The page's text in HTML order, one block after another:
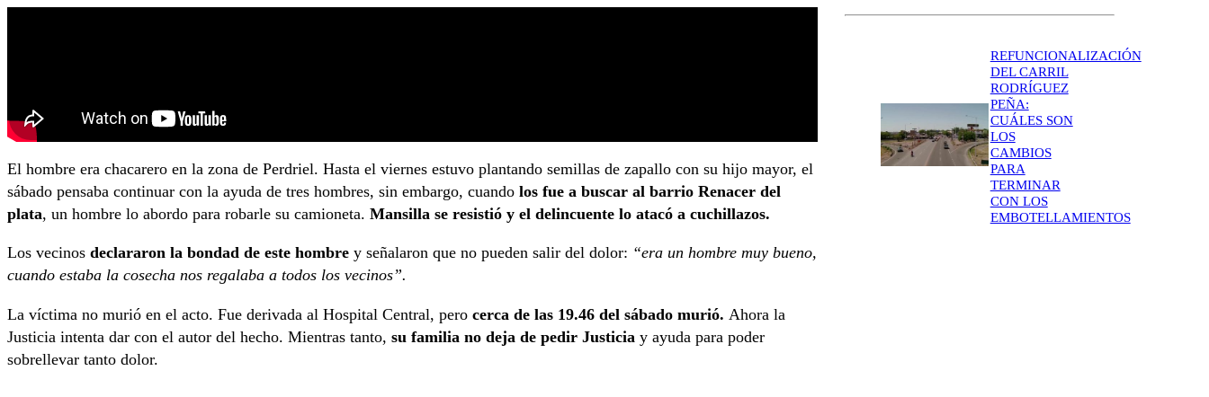
El hombre era chacarero en la zona de Perdriel. Hasta el viernes estuvo plantando semillas de zapallo con su hijo mayor, el
sábado pensaba continuar con la ayuda de tres hombres, sin embargo, cuando los fue a buscar al barrio Renacer del
plata, un hombre lo abordo para robarle su camioneta. Mansilla se resistió y el delincuente lo atacó a cuchillazos.
Los vecinos declararon la bondad de este hombre y señalaron que no pueden salir del dolor: “era un hombre muy bueno,
cuando estaba la cosecha nos regalaba a todos los vecinos”.
La víctima no murió en el acto. Fue derivada al Hospital Central, pero cerca de las 19.46 del sábado murió. Ahora la
Justicia intenta dar con el autor del hecho. Mientras tanto, su familia no deja de pedir Justicia y ayuda para poder
sobrellevar tanto dolor.
REFUNCIONALIZACIÓN
DEL CARRIL
RODRÍGUEZ
PEÑA:
CUÁLES SON
LOS
CAMBIOS
PARA
TERMINAR
CON LOS
EMBOTELLAMIENTOS